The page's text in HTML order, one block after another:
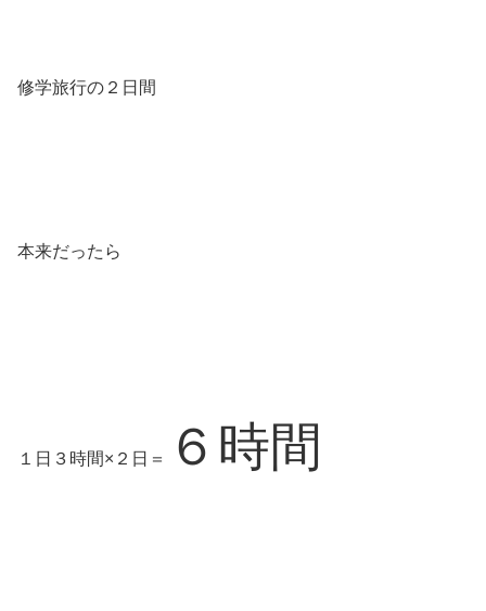
修学旅行の２日間
本来だったら
１日３時間×２日＝ ６時間